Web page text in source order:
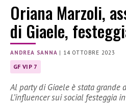
Oriana Marzoli,
di Giaele,
ANDREA SANNA | 14 OTTOBRE 2023
GF VIP 7
Al party di Giaele è stata grande
L’influencer sui social festeggia